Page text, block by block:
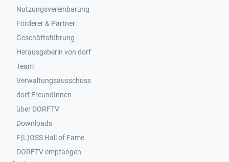
Nutzungsvereinbarung
Footer 2
Förderer & Partner
Geschäftsführung
Herausgeberin von dorf
Team
Verwaltungsausschuss
dorf FreundInnen
Footer 3
über DORFTV
Downloads
F(L)OSS Hall of Fame
Footer 4
DORFTV empfangen